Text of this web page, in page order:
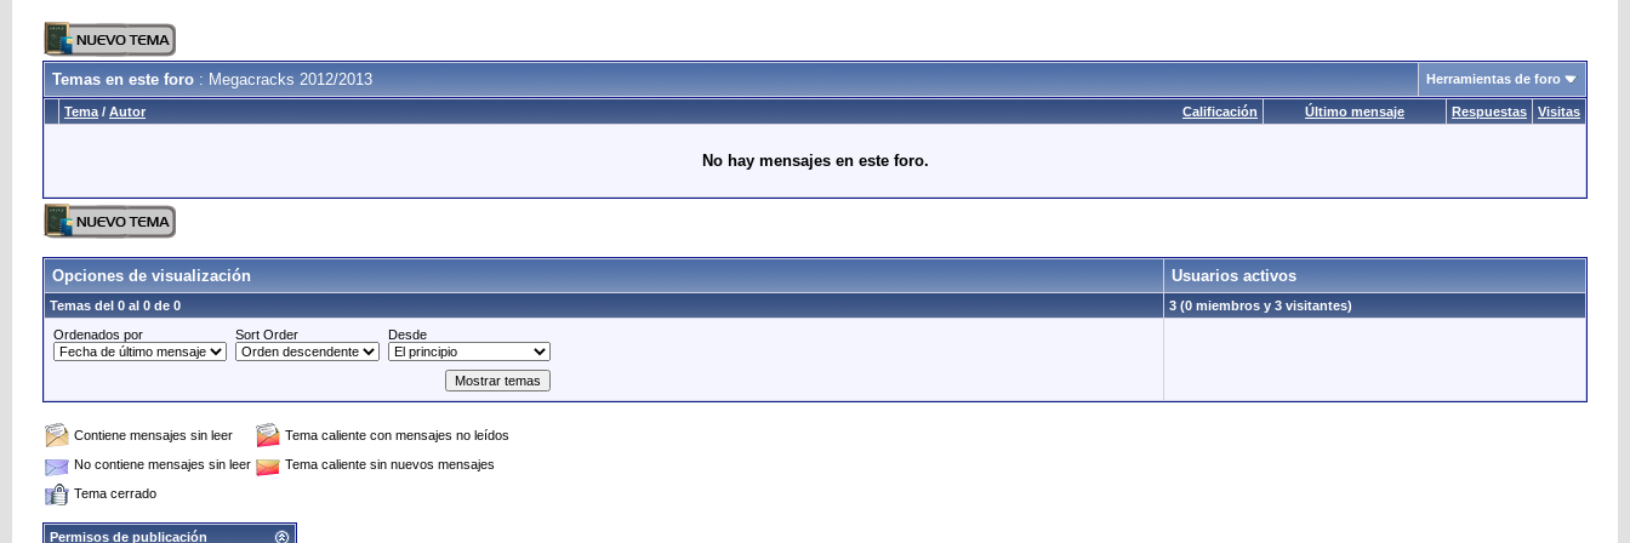
Temas en este foro : Megacracks 2012/2013 Herramientas de foro
Calificación
Tema / Autor Último mensaje Respuestas Visitas
No hay mensajes en este foro.
Opciones de visualización Usuarios activos
Temas del 0 al 0 de 0
3 (0 miembros y 3 visitantes)
Ordenados por
Sort Order Desde
Contiene mensajes sin leer
Tema caliente con mensajes no leídos
No contiene mensajes sin leer
Tema caliente sin nuevos mensajes
Tema cerrado
Permisos de publicación